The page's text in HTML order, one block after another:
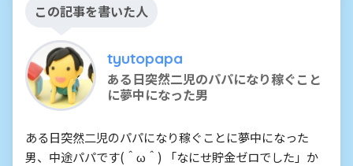
この記事を書いた人
tyutopapa
ある日突然二児のパパになり稼ぐこと
に夢中になった男
ある日突然二児のパパになり稼ぐことに夢中になった
男、中途パパです(＾ω＾) 「なにせ貯金ゼロでした」か